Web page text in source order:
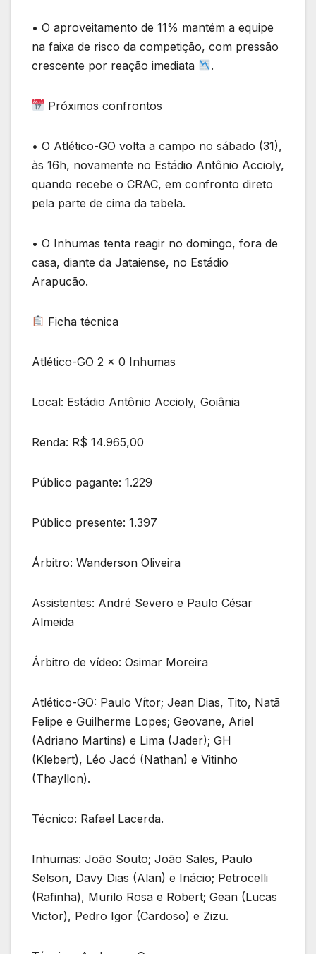
• O aproveitamento de 11% mantém a equipe
na faixa de risco da competição, com pressão
crescente por reação imediata
.
Próximos confrontos
• O Atlético-GO volta a campo no sábado (31),
às 16h, novamente no Estádio Antônio Accioly,
quando recebe o CRAC, em confronto direto
pela parte de cima da tabela.
• O Inhumas tenta reagir no domingo, fora de
casa, diante da Jataiense, no Estádio
Arapucão.
Ficha técnica
Atlético-GO 2 x 0 Inhumas
Local: Estádio Antônio Accioly, Goiânia
Renda: R$ 14.965,00
Público pagante: 1.229
Público presente: 1.397
Árbitro: Wanderson Oliveira
Assistentes: André Severo e Paulo César
Almeida
Árbitro de vídeo: Osimar Moreira
Atlético-GO: Paulo Vítor; Jean Dias, Tito, Natã
Felipe e Guilherme Lopes; Geovane, Ariel
(Adriano Martins) e Lima (Jader); GH
(Klebert), Léo Jacó (Nathan) e Vitinho
(Thayllon).
Técnico: Rafael Lacerda.
Inhumas: João Souto; João Sales, Paulo
Selson, Davy Dias (Alan) e Inácio; Petrocelli
(Rafinha), Murilo Rosa e Robert; Gean (Lucas
Victor), Pedro Igor (Cardoso) e Zizu.